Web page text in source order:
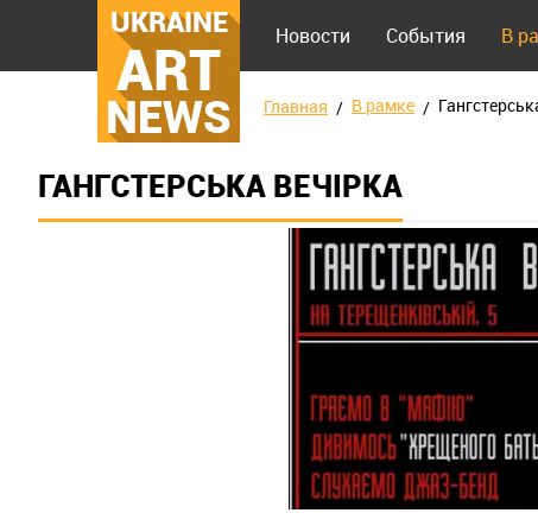
UKRAINE
ART
NEWS
Новости События В
Главная В рамке
ГАНГСТЕРСЬКА ВЕЧІРКА